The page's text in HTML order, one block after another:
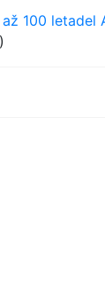
100 letadel